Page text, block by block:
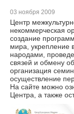
03 ноября 2009
Центр
некоммерческая
создание
мира, укрепление
народами,
связей и обмену
организация
осуществление
На сайте можно
Центра, а также